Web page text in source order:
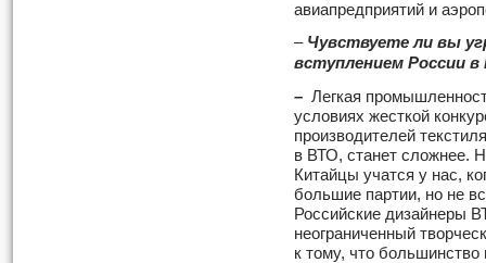
авиапредприятий и
–Чувствуете ли вы
вступлением России
– Легкая
условиях жесткой
производителей
в ВТО, станет сложнее.
Китайцы учатся у нас,
большие партии, но не
Российские дизайнеры
неограниченный
к тому, что большинство